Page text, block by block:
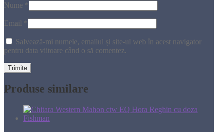
Nume *
Email *
Salvează-mi numele, emailul și site-ul web în acest navigator
pentru data viitoare când o să comentez.
Produse similare